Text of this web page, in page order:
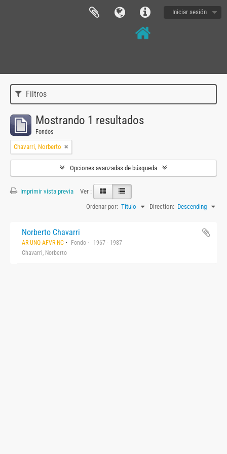
Iniciar sesión
Filtros
Mostrando 1 resultados
Fondos
Chavarri, Norberto
Opciones avanzadas de búsqueda
Imprimir vista previa
Ver :
Ordenar por: Título Direction: Descending
Norberto Chavarri
AR UNQ-AFVR NC Fondo
1967 - 1987
Chavarri, Norberto